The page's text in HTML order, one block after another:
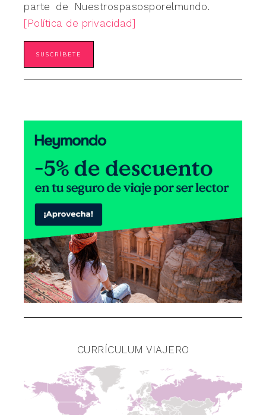
parte de Nuestrospasosporelmundo.
[Política de privacidad]
CURRÍCULUM VIAJERO